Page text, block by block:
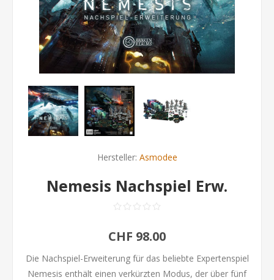
Hersteller: Asmodee
Nemesis Nachspiel Erw.
CHF 98.00
Die Nachspiel-Erweiterung für das beliebte Expertenspiel
Nemesis enthält einen verkürzten Modus, der über fünf